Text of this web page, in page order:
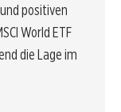
positiven
World ETF
die Lage im